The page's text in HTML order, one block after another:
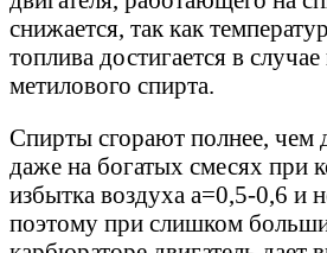
снижается, так как
топлива достигается в
метилового спирта.
Спирты сгорают полнее, чем
даже на богатых смесях при
избытка воздуха a=0,5-0,6 и
поэтому при слишком